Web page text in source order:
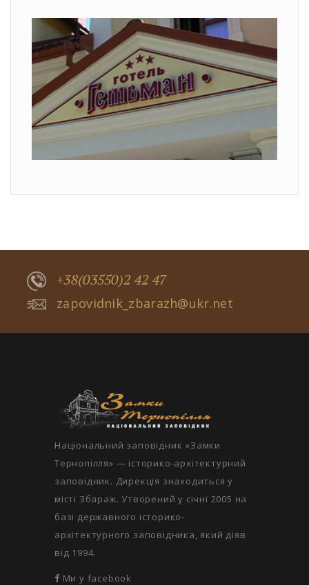
+38(03550)2 42 47
zapovidnik_zbarazh@ukr.net
Національний заповідник «Замки
Тернопілля» — історико-архітектурний
заповідник. Дирекція знаходиться у
місті Збараж. Утворений у січні 2005 на
базі державного історико-
архітектурного заповідника, який діяв
від 1994.
Ми у facebook